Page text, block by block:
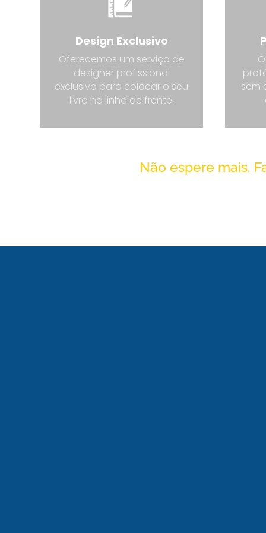
Design Exclusivo
Oferecemos um serviço de
designer profissional
exclusivo para colocar o seu
livro na linha de frente.
sem
Não espere mais.